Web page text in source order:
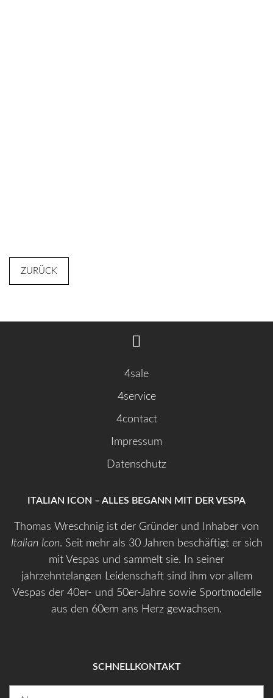
ZURÜCK
4sale
4service
4contact
Impressum
Datenschutz
ITALIAN ICON – ALLES BEGANN MIT DER VESPA
Thomas Wreschnig ist der Gründer und Inhaber von
Italian Icon. Seit mehr als 30 Jahren beschäftigt er sich
mit Vespas und sammelt sie. In seiner
jahrzehntelangen Leidenschaft sind ihm vor allem
Vespas der 40er- und 50er-Jahre sowie Sportmodelle
aus den 60ern ans Herz gewachsen.
SCHNELLKONTAKT